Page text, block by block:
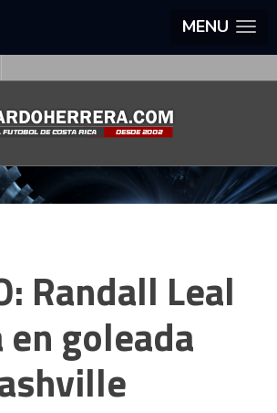
MENU
Randall Leal
goleada